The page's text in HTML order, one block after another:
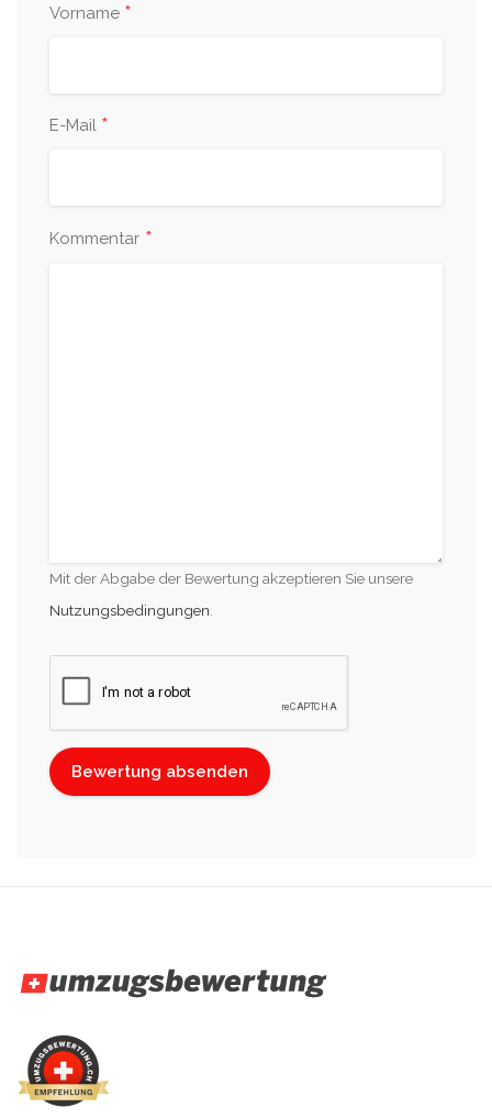
Vorname *
E-Mail *
Kommentar *
Mit der Abgabe der Bewertung akzeptieren Sie unsere
Nutzungsbedingungen